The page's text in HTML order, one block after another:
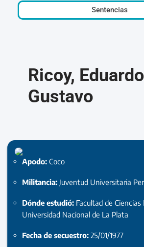
Sentencias
Ricoy, Eduardo
Gustavo
Apodo: Coco
Militancia: Juventud Universitaria
Dónde estudió: Facultad de
Universidad Nacional de La Plata
Fecha de secuestro: 25/01/1977